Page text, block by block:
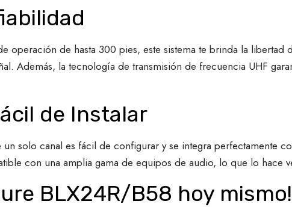
operación de hasta 300 pies, este sistema te brinda la libertad
Además, la tecnología de transmisión de frecuencia UHF
de Instalar
solo canal es fácil de configurar y se integra perfectamente
con una amplia gama de equipos de audio, lo que lo hace
BLX24R/B58 hoy mismo!